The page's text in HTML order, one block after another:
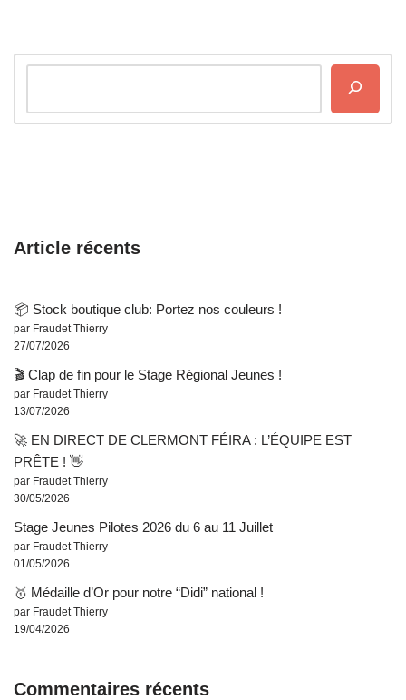
Article récents
📦 Stock boutique club: Portez nos couleurs !
par Fraudet Thierry
27/07/2026
🎬 Clap de fin pour le Stage Régional Jeunes !
par Fraudet Thierry
13/07/2026
🚀 EN DIRECT DE CLERMONT FÉIRA : L’ÉQUIPE EST
PRÊTE ! 👋
par Fraudet Thierry
30/05/2026
Stage Jeunes Pilotes 2026 du 6 au 11 Juillet
par Fraudet Thierry
01/05/2026
🥇 Médaille d’Or pour notre “Didi” national !
par Fraudet Thierry
19/04/2026
Commentaires récents